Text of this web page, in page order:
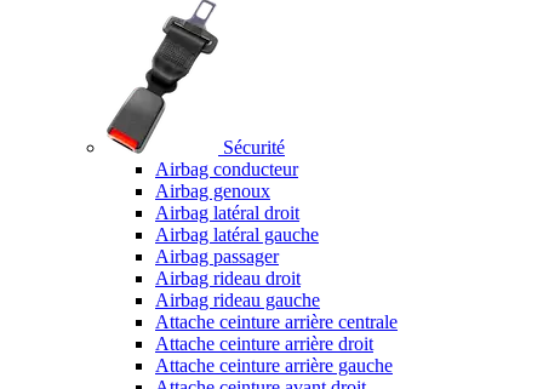
Sécurité
Airbag conducteur
Airbag genoux
Airbag latéral droit
Airbag latéral gauche
Airbag passager
Airbag rideau droit
Airbag rideau gauche
Attache ceinture arrière centrale
Attache ceinture arrière droit
Attache ceinture arrière gauche